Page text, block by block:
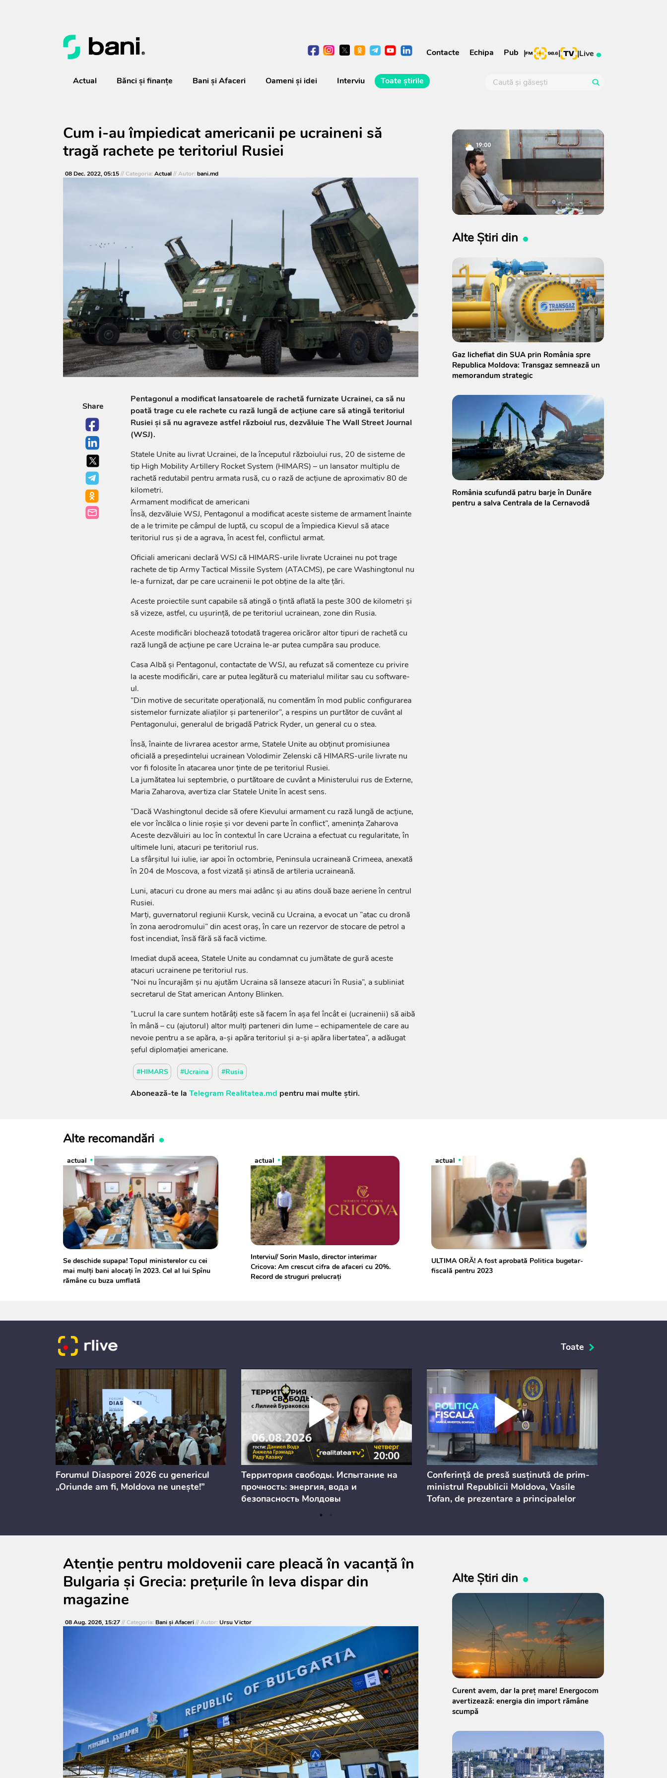
Contacte Echipa Pub | | |Live
Actual Bănci şi finanţe Bani și Afaceri Oameni şi idei Interviu Toate știrile
Cum i-au împiedicat americanii pe ucraineni să
tragă rachete pe teritoriul Rusiei
08 Dec. 2022, 05:15// Categoria: Actual// Autor: bani.md
Share
Pentagonul a modificat lansatoarele de rachetă furnizate Ucrainei, ca să nu
poată trage cu ele rachete cu rază lungă de acţiune care să atingă teritoriul
Rusiei şi să nu agraveze astfel războiul rus, dezvăluie The Wall Street Journal
(WSJ).
Statele Unite au livrat Ucrainei, de la începutul războiului rus, 20 de sisteme de
tip High Mobility Artillery Rocket System (HIMARS) – un lansator multiplu de
rachetă redutabil pentru armata rusă, cu o rază de acţiune de aproximativ 80 de
kilometri.
Armament modificat de americani
Însă, dezvăluie WSJ, Pentagonul a modificat aceste sisteme de armament înainte
de a le trimite pe câmpul de luptă, cu scopul de a împiedica Kievul să atace
teritoriul rus şi de a agrava, în acest fel, conflictul armat.
Oficiali americani declară WSJ că HIMARS-urile livrate Ucrainei nu pot trage
rachete de tip Army Tactical Missile System (ATACMS), pe care Washingtonul nu
le-a furnizat, dar pe care ucrainenii le pot obţine de la alte ţări.
Aceste proiectile sunt capabile să atingă o ţintă aflată la peste 300 de kilometri şi
să vizeze, astfel, cu uşurinţă, de pe teritoriul ucrainean, zone din Rusia.
Aceste modificări blochează totodată tragerea oricăror altor tipuri de rachetă cu
rază lungă de acţiune pe care Ucraina le-ar putea cumpăra sau produce.
Casa Albă şi Pentagonul, contactate de WSJ, au refuzat să comenteze cu privire
la aceste modificări, care ar putea legătură cu materialul militar sau cu software-
ul.
”Din motive de securitate operaţională, nu comentăm în mod public configurarea
sistemelor furnizate aliaţilor şi partenerilor”, a respins un purtător de cuvânt al
Pentagonului, generalul de brigadă Patrick Ryder, un general cu o stea.
Însă, înainte de livrarea acestor arme, Statele Unite au obţinut promisiunea
oficială a preşedintelui ucrainean Volodimir Zelenski că HIMARS-urile livrate nu
vor fi folosite în atacarea unor ţinte de pe teritoriul Rusiei.
La jumătatea lui septembrie, o purtătoare de cuvânt a Ministerului rus de Externe,
Maria Zaharova, avertiza clar Statele Unite în acest sens.
”Dacă Washingtonul decide să ofere Kievului armament cu rază lungă de acţiune,
ele vor încălca o linie roşie şi vor deveni parte în conflict”, ameninţa Zaharova
Aceste dezvăluiri au loc în contextul în care Ucraina a efectuat cu regularitate, în
ultimele luni, atacuri pe teritoriul rus.
La sfârşitul lui iulie, iar apoi în octombrie, Peninsula ucraineană Crimeea, anexată
în 204 de Moscova, a fost vizată şi atinsă de artileria ucraineană.
Luni, atacuri cu drone au mers mai adânc şi au atins două baze aeriene în centrul
Rusiei.
Marţi, guvernatorul regiunii Kursk, vecină cu Ucraina, a evocat un ”atac cu dronă
în zona aerodromului” din acest oraş, în care un rezervor de stocare de petrol a
fost incendiat, însă fără să facă victime.
Imediat după aceea, Statele Unite au condamnat cu jumătate de gură aceste
atacuri ucrainene pe teritoriul rus.
”Noi nu încurajăm şi nu ajutăm Ucraina să lanseze atacuri în Rusia”, a subliniat
secretarul de Stat american Antony Blinken.
”Lucrul la care suntem hotărâţi este să facem în aşa fel încât ei (ucrainenii) să aibă
în mână – cu (ajutorul) altor mulţi parteneri din lume – echipamentele de care au
nevoie pentru a se apăra, a-şi apăra teritoriul şi a-şi apăra libertatea”, a adăugat
şeful diplomaţiei americane.
#HIMARS #Ucraina #Rusia
Abonează-te la Telegram Realitatea.md pentru mai multe știri.
Alte Știri din
Gaz lichefiat din SUA prin România spre
Republica Moldova: Transgaz semnează un
memorandum strategic
România scufundă patru barje în Dunăre
pentru a salva Centrala de la Cernavodă
Alte recomandări
actual
Se deschide supapa! Topul ministerelor cu cei
mai mulți bani alocați în 2023. Cel al lui Spînu
rămâne cu buza umflată
actual
Interviu// Sorin Maslo, director interimar
Cricova: Am crescut cifra de afaceri cu 20%.
Record de struguri prelucrați
actual
ULTIMA ORĂ! A fost aprobată Politica bugetar-
fiscală pentru 2023
Toate
Forumul Diasporei 2026 cu genericul
„Oriunde am fi, Moldova ne unește!”
Территория свободы. Испытание на
прочность: энергия, вода и
безопасность Молдовы
Conferință de presă susținută de prim-
ministrul Republicii Moldova, Vasile
Tofan, de prezentare a principalelor
consultărilor publice
Atenție pentru moldovenii care pleacă în vacanță în
Bulgaria și Grecia: prețurile în leva dispar din
magazine
08 Aug. 2026, 15:27// Categoria: Bani și Afaceri// Autor: Ursu Victor
Alte Știri din
Curent avem, dar la preț mare! Energocom
avertizează: energia din import rămâne
scumpă